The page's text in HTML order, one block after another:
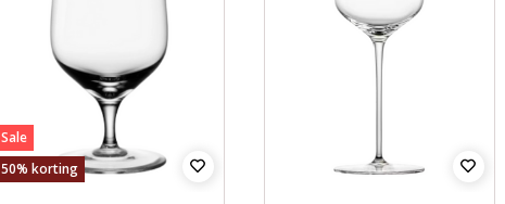
Sale
50% korting